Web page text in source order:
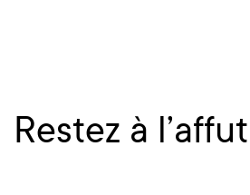
Restez à l’affut